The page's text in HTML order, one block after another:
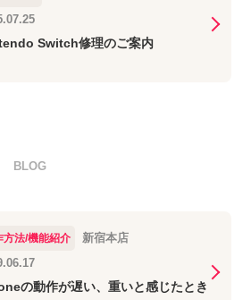
Switch修理のご案内
BLOG
方法/機能紹介
新宿本店
の動作が遅い、重いと感じたとき